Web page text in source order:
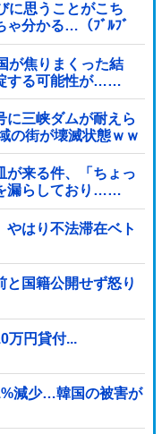
に思うことがこち
分かる…（ﾌﾞﾙﾌﾞ
が焦りまくった結
する可能性が……
に三峡ダムが耐えら
の街が壊滅状態ｗｗ
が来る件、「ちょっ
漏らしており……
やはり不法滞在ベト
と国籍公開せず怒り
万円貸付...
減少…韓国の被害が